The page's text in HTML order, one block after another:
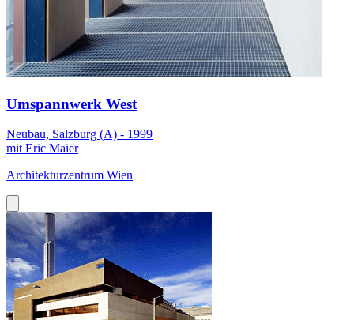
Umspannwerk West
Neubau, Salzburg (A) - 1999
mit Eric Maier
Architekturzentrum Wien